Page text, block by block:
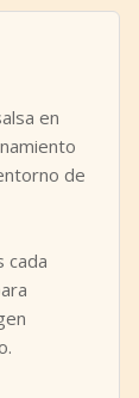
en
de
cada